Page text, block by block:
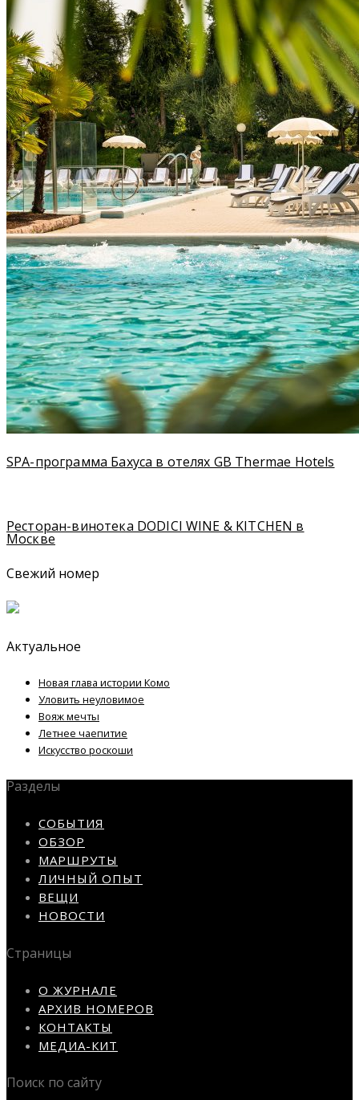
SPA-программа Бахуса в отелях GB Thermae Hotels
Ресторан-винотека DODICI WINE & KITCHEN в
Москве
Свежий номер
Актуальное
Новая глава истории Комо
Уловить неуловимое
Вояж мечты
Летнее чаепитие
Искусство роскоши
Разделы
СОБЫТИЯ
ОБЗОР
МАРШРУТЫ
ЛИЧНЫЙ ОПЫТ
ВЕЩИ
НОВОСТИ
Страницы
О ЖУРНАЛЕ
АРХИВ НОМЕРОВ
КОНТАКТЫ
МЕДИА-КИТ
Поиск по сайту